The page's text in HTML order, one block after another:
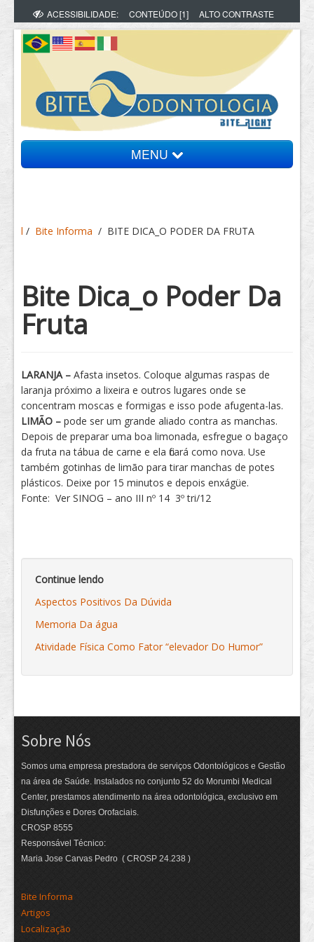
ACESSIBILIDADE: CONTEÚDO [1] ALTO CONTRASTE
MENU
Vídeos
Tratamento
l / Bite Informa / BITE DICA_O PODER DA FRUTA
Bite Dica_o Poder Da
Fruta
LARANJA – Afasta insetos. Coloque algumas raspas de
laranja próximo a lixeira e outros lugares onde se
concentram moscas e formigas e isso pode afugenta-las.
LIMÃO – pode ser um grande aliado contra as manchas.
Depois de preparar uma boa limonada, esfregue o bagaço
da fruta na tábua de carne e ela ficará como nova. Use
também gotinhas de limão para tirar manchas de potes
plásticos. Deixe por 15 minutos e depois enxágüe.
Fonte: Ver SINOG – ano III nº 14 3º tri/12
Continue lendo
Aspectos Positivos Da Dúvida
Memoria Da água
Atividade Física Como Fator “elevador Do Humor”
Sobre Nós
Somos uma empresa prestadora de serviços Odontológicos e Gestão
na área de Saúde. Instalados no conjunto 52 do Morumbi Medical
Center, prestamos atendimento na área odontológica, exclusivo em
Disfunções e Dores Orofaciais.
CROSP 8555
Responsável Técnico:
Maria Jose Carvas Pedro ( CROSP 24.238 )
Bite Informa
Artigos
Localização